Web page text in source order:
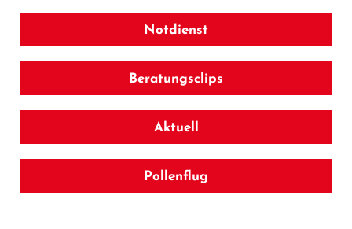
Notdienst
Beratungsclips
Aktuell
Pollenflug